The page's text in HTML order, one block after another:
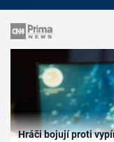
Hráči bojují proti